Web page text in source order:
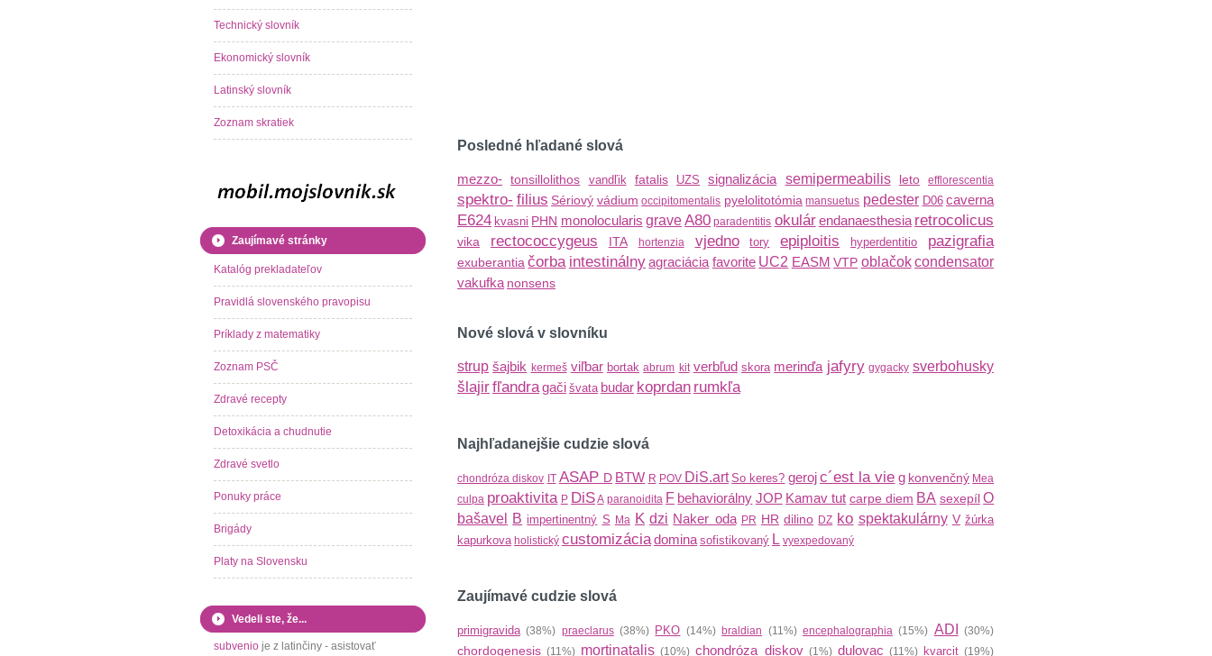
Posledné hľadané slová
mezzo- tonsillolithos vandľik fatalis UZS signalizácia semipermeabilis leto efflorescentia
spektro- filius Sériový vádium occipitomentalis pyelolitotómia mansuetus pedester D06 caverna
E624 kvasni PHN monolocularis graveA80 paradentitis okulárendanaesthesia retrocolicus
vika rectococcygeus ITA hortenzia vjedno tory epiploitis hyperdentitio pazigrafia
exuberantia čorba intestinálny agraciácia favorite UC2 EASM VTP oblačok condensator
vakufka nonsens
Nové slová v slovníku
strup šajbik kermeš viľbar bortak abrum kit verbľud skora merinďa jafyry gygacky sverbohusky
šlajirfľandragači švata budar koprdan rumkľa
Najhľadanejšie cudzie slová
chondróza diskov IT ASAP D BTW R POV DiS.art So keres? gerojc´est la vie g konvenčný Mea
culpa proaktivita P DiSA paranoidita F behaviorálny JOP Kamav tut carpe diem BA sexepíl O
bašavel
B impertinentný S Ma K dzi Naker oda PR HR dilino DZ ko spektakulárny V žúrka
kapurkova holistický customizáciadomina sofistikovaný L vyexpedovaný
Zaujímavé cudzie slová
primigravida(38%) praeclarus(38%) PKO (14%) braldian (11%) encephalographia(15%) ADI (30%)
chordogenesis (11%) mortinatalis (10%)chondróza diskov(1%) dulovac (11%) kvarcit(19%)
Technický slovník
Ekonomický slovník
Latinský slovník
Zoznam skratiek
Zaujímavé stránky
Katalóg prekladateľov
Pravidlá slovenského pravopisu
Príklady z matematiky
Zoznam PSČ
Zdravé recepty
Detoxikácia a chudnutie
Zdravé svetlo
Ponuky práce
Brigády
Platy na Slovensku
Vedeli ste, že...
subvenio je z latinčiny - asistovať